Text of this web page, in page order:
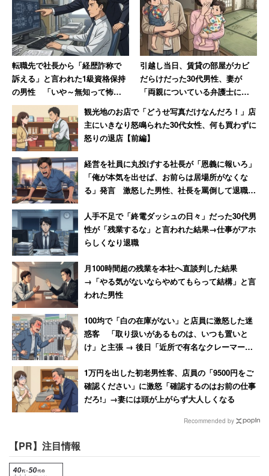
転職先で社長から「経歴詐称で
訴える」と言われた1級資格保持
の男性 「いや～無知って怖い
ですね」と呆れる
引越し当日、賃貸の部屋がカビ
だらけだった30代男性、妻が
「両親についている弁護士に相
談しますね」と反撃した結果
観光地のお店で「どうせ写真だけなんだろ！」店
主にいきなり怒鳴られた30代女性、何も買わずに
怒りの退店【前編】
経営を社員に丸投げする社長が「恩義に報いろ」
「俺が本気を出せば、お前らは居場所がなくな
る」発言 激怒した男性、社長を罵倒して退職
人手不足で「終電ダッシュの日々」だった30代男
性が「残業するな」と言われた結果→仕事がアホ
らしくなり退職
月100時間超の残業を本社へ直談判した結果
→「やる気がないならやめてもらって結構」と言
われた男性
100均で「白の在庫がない」と店員に激怒した迷
惑客 「取り扱いがあるものは、いつも置いと
け」と主張 → 後日「近所で有名なクレーマー」
1万円を出した初老男性客、店員の「9500円をご
確認ください」に激怒「確認するのはお前の仕事
だろ!」→妻には頭が上がらず大人しくなる
Recommended by
【PR】注目情報